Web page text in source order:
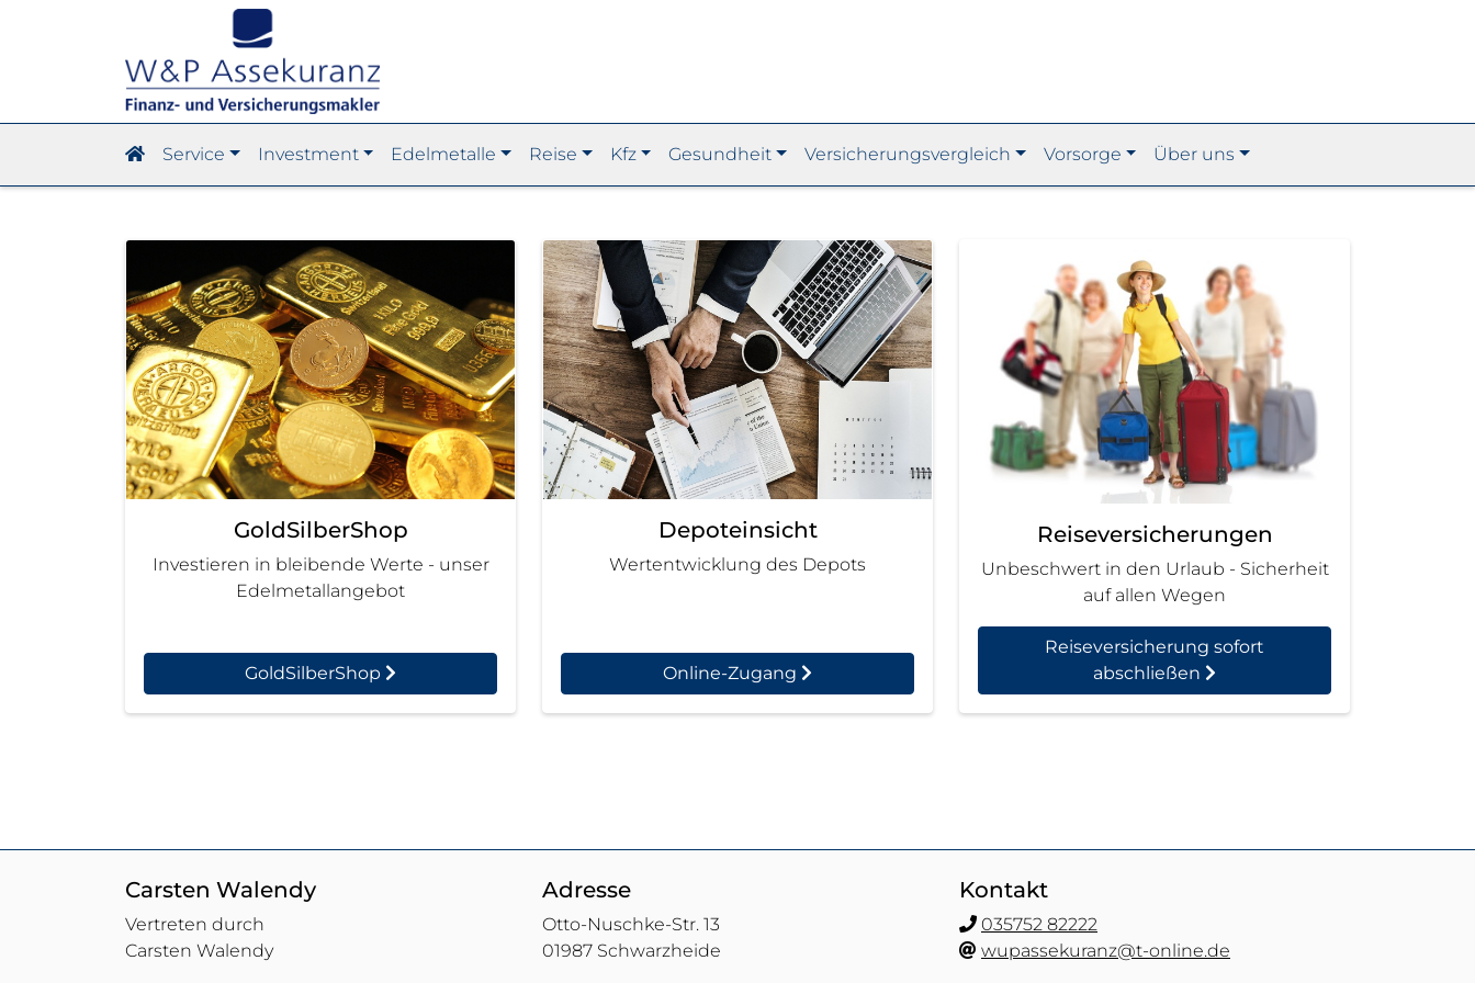
Service Investment Edelmetalle Reise Kfz Gesundheit Versicherungsvergleich Vorsorge Über uns
GoldSilberShop
Investieren in bleibende Werte - unser
Edelmetallangebot
GoldSilberShop
Depoteinsicht
Wertentwicklung des Depots
Online-Zugang
Reiseversicherungen
Unbeschwert in den Urlaub - Sicherheit
auf allen Wegen
Reiseversicherung sofort
abschließen
Carsten Walendy
Vertreten durch
Carsten Walendy
Adresse
Otto-Nuschke-Str. 13
01987 Schwarzheide
Kontakt
035752 82222
wupassekuranz@t-online.de